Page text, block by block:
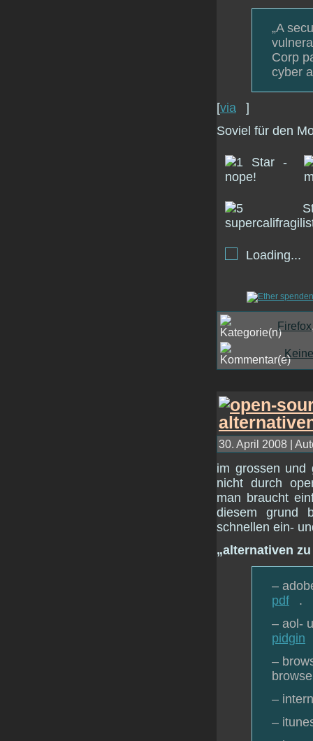
„A
Corp
cyber
[via
]
Soviel für den
Loading...
Firefox
30. April 2008 |
im grossen und
nicht durch
man braucht
diesem grund
schnellen ein-
„alternativen
–
pdf
.
– aol-
pidgin
–
–
–